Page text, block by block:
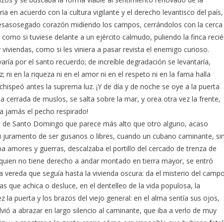
en acuerdo con la cultura vigilante y el derecho levantisco del país,
corazón midiendo los campos, cerrándolos con la cerca
si tuviese delante a un ejército calmudo, puliendo la finca
como si les viniera a pasar revista el enemigo curioso.
por el santo recuerdo; de increíble degradación se levantaría,
en la riqueza ni en el amor ni en el respeto ni en la fama halla
antes la suprema luz. ¡Y de día y de noche se oye a la puerta
cerrada de muslos, se salta sobre la mar, y orea otra vez la frente,
jamás el pecho respirado!
Santo Domingo que parece más alto que otro alguno, acaso
de ser gusanos o libres, cuando un cubano caminante, sin
amores y guerras, descalzaba el portillo del cercado de trenza de
no tiene derecho a andar montado en tierra mayor, se entró
que seguía hasta la vivienda oscura: da el misterio del campo
que achica o desluce, en el dentelleo de la vida populosa, la
la puerta y los brazos del viejo general: en el alma sentía sus ojos,
a abrazar en largo silencio al caminante, que iba a verlo de muy